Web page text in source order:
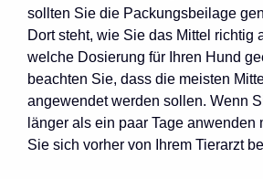
sollten Sie die Packungsbeilage
Dort steht, wie Sie das Mittel richtig
welche Dosierung für Ihren Hund
beachten Sie, dass die meisten
angewendet werden sollen. Wenn
länger als ein paar Tage anwenden
Sie sich vorher von Ihrem Tierarzt